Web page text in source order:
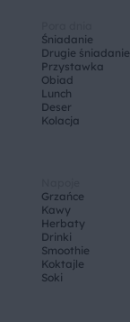
Śniadanie
Drugie śniadanie
Przystawka
Obiad
Lunch
Deser
Kolacja
Grzańce
Kawy
Herbaty
Drinki
Smoothie
Koktajle
Soki